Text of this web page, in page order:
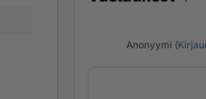
Anonyymi (